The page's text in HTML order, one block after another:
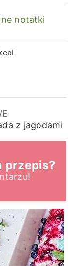
notatki
z jagodami
przepis?